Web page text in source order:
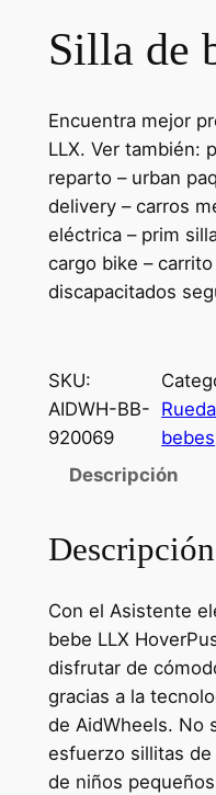
Silla de
Encuentra mejor
LLX. Ver también:
reparto – urban
delivery – carros
eléctrica – prim
cargo bike –
discapacitados
SKU:
AIDWH-BB-
920069
bebes
Descripción
Descripción
Con el Asistente
bebe LLX
disfrutar de
gracias a la
de AidWheels. No
esfuerzo sillitas
de niños